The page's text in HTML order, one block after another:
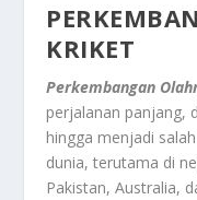
KRIKET
Perkembangan
perjalanan panjang,
hingga menjadi
dunia, terutama di
Pakistan, Australia,